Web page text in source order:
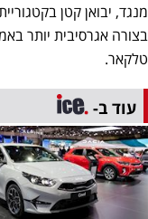
מנגד, יבואן קטן
טלקאר.
עוד ב-